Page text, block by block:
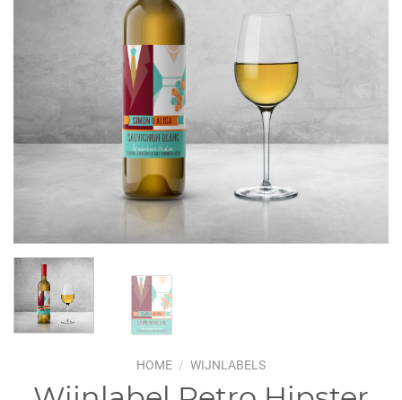
HOME / WIJNLABELS